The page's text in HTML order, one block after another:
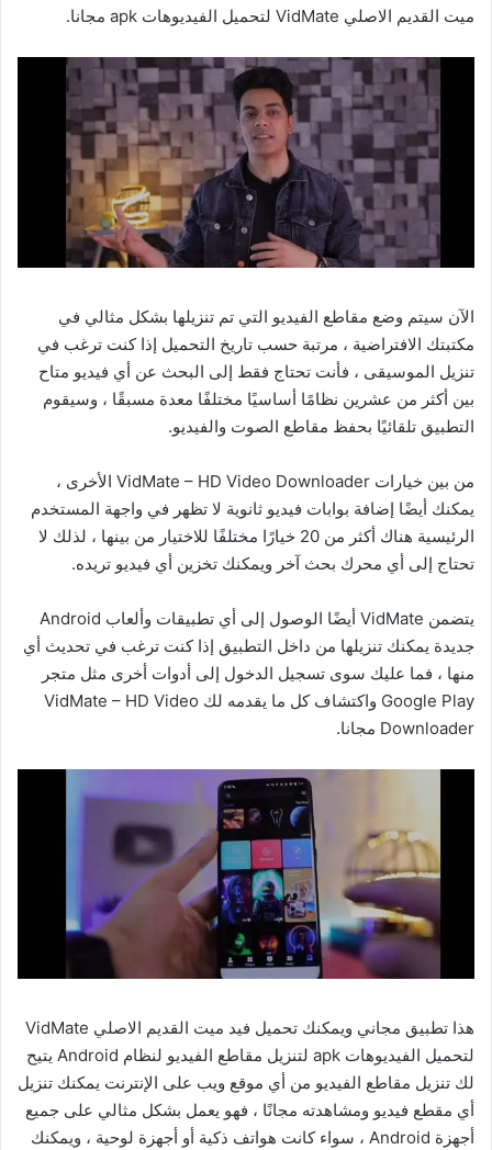
ميت القديم الاصلي VidMate لتحميل الفيديوهات apk مجانا.
الآن سيتم وضع مقاطع الفيديو التي تم تنزيلها بشكل مثالي في
مكتبتك الافتراضية ، مرتبة حسب تاريخ التحميل إذا كنت ترغب في
تنزيل الموسيقى ، فأنت تحتاج فقط إلى البحث عن أي فيديو متاح
بين أكثر من عشرين نظامًا أساسيًا مختلفًا معدة مسبقًا ، وسيقوم
التطبيق تلقائيًا بحفظ مقاطع الصوت والفيديو.
من بين خيارات VidMate – HD Video Downloader الأخرى ،
يمكنك أيضًا إضافة بوابات فيديو ثانوية لا تظهر في واجهة المستخدم
الرئيسية هناك أكثر من 20 خيارًا مختلفًا للاختيار من بينها ، لذلك لا
تحتاج إلى أي محرك بحث آخر ويمكنك تخزين أي فيديو تريده.
يتضمن VidMate أيضًا الوصول إلى أي تطبيقات وألعاب Android
جديدة يمكنك تنزيلها من داخل التطبيق إذا كنت ترغب في تحديث أي
منها ، فما عليك سوى تسجيل الدخول إلى أدوات أخرى مثل متجر
Google Play واكتشاف كل ما يقدمه لك VidMate – HD Video
Downloader مجانا.
هذا تطبيق مجاني ويمكنك تحميل فيد ميت القديم الاصلي VidMate
لتحميل الفيديوهات apk لتنزيل مقاطع الفيديو لنظام Android يتيح
لك تنزيل مقاطع الفيديو من أي موقع ويب على الإنترنت يمكنك تنزيل
أي مقطع فيديو ومشاهدته مجانًا ، فهو يعمل بشكل مثالي على جميع
أجهزة Android ، سواء كانت هواتف ذكية أو أجهزة لوحية ، ويمكنك